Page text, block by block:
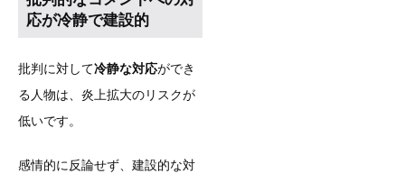
応が冷静で建設的
批判に対して冷静な対応ができ
る人物は、炎上拡大のリスクが
低いです。
感情的に反論せず、建設的な対